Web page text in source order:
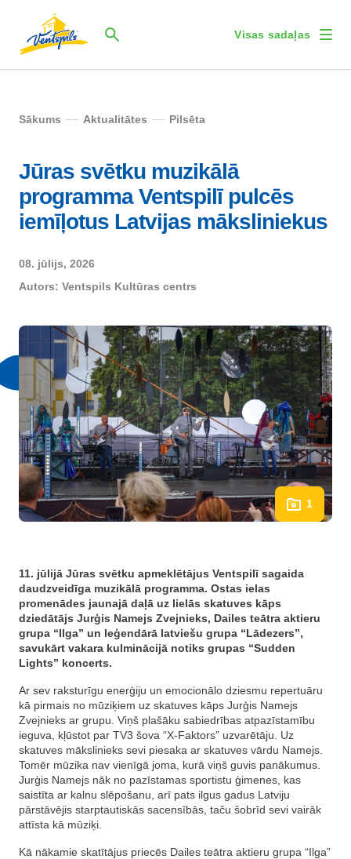
Visas sadaļas
Sākums Aktualitātes Pilsēta
Jūras svētku muzikālā
programma Ventspilī pulcēs
iemīļotus Latvijas māksliniekus
08. jūlijs, 2026
Autors: Ventspils Kultūras centrs
1
11. jūlijā Jūras svētku apmeklētājus Ventspilī sagaida
daudzveidīga muzikālā programma. Ostas ielas
promenādes jaunajā daļā uz lielās skatuves kāps
dziedātājs Jurģis Namejs Zvejnieks, Dailes teātra aktieru
grupa “Ilga” un leģendārā latviešu grupa “Lādezers”,
savukārt vakara kulminācijā notiks grupas “Sudden
Lights” koncerts.
Ar sev raksturīgu enerģiju un emocionālo dziesmu repertuāru
kā pirmais no mūziķiem uz skatuves kāps Jurģis Namejs
Zvejnieks ar grupu. Viņš plašāku sabiedrības atpazīstamību
ieguva, kļūstot par TV3 šova “X-Faktors” uzvarētāju. Uz
skatuves mākslinieks sevi piesaka ar skatuves vārdu Namejs.
Tomēr mūzika nav vienīgā joma, kurā viņš guvis panākumus.
Jurģis Namejs nāk no pazīstamas sportistu ģimenes, kas
saistīta ar kalnu slēpošanu, arī pats ilgus gadus Latviju
pārstāvējis starptautiskās sacensībās, taču šobrīd sevi vairāk
attīsta kā mūziķi.
Kā nākamie skatītājus priecēs Dailes teātra aktieru grupa “Ilga”